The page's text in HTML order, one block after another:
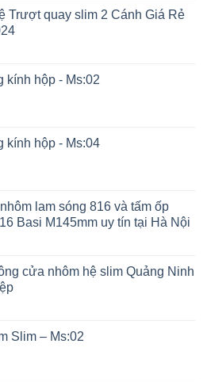
Trượt quay slim 2 Cánh Giá Rẻ
kính hộp - Ms:02
kính hộp - Ms:04
lam sóng 816 và tấm ốp
Basi M145mm uy tín tại Hà Nội
cửa nhôm hệ slim Quảng Ninh
Slim – Ms:02